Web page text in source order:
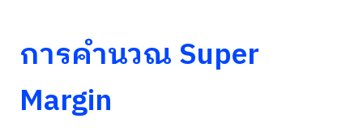
การคำนวณ Super
Margin